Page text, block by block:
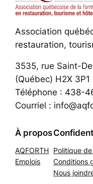
Association
restauration,
3535, rue Saint-
(Québec) H2X 3P1
Téléphone : 438-
Courriel :
À propos
AQFORTH
Emplois
Politique
Conditions
Nous